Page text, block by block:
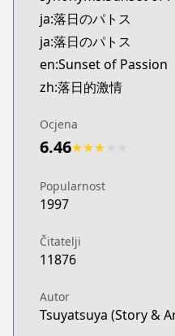
Kitsu
https://kitsu.app/
MangaUpdates
MangaUpdates
https://
Book☆Walker
https://
ja:落日のパトス
ja:落日のパトス
en:Sunset of Passion
zh:落日的激情
Ocjena
6.46★★★
Popularnost
1997
Čitatelji
11876
Autor
Tsuyatsuya (Story &